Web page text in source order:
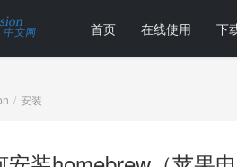
首页 在线使用 下
安装